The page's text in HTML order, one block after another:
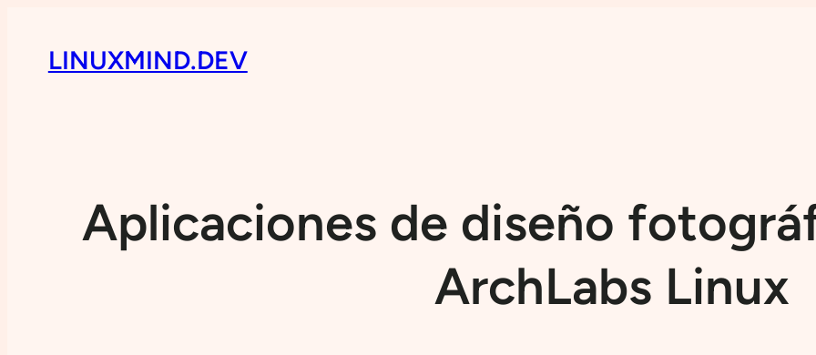
LINUXMIND.DEV
Aplicaciones de diseño
ArchLabs Linux